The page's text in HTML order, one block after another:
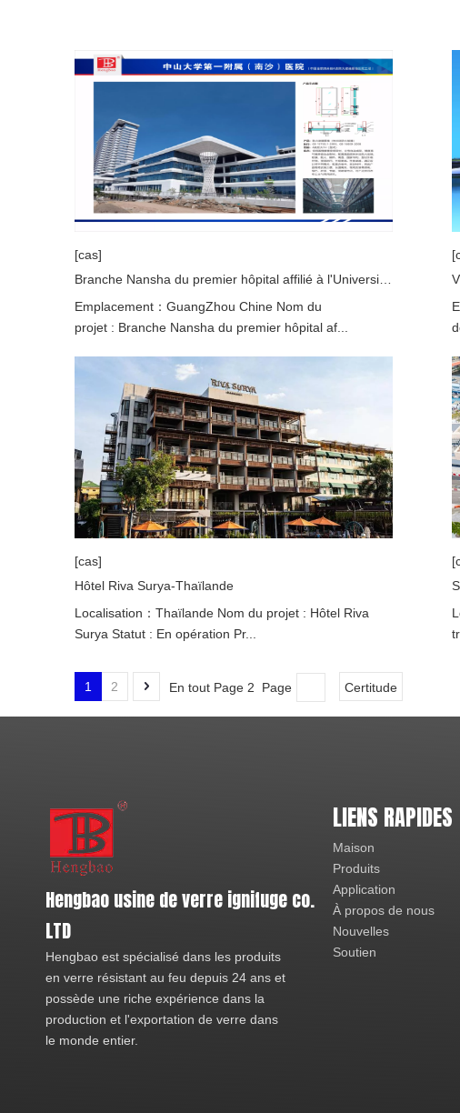
[cas]
Emplacement：GuangZhou Chine Nom du
projet : Branche Nansha du premier hôpital af...
[cas]
Hôtel Riva Surya-Thaïlande
Localisation：Thaïlande Nom du projet : Hôtel Riva
Surya Statut : En opération Pr...
1 2 En tout Page 2 Page Certitude
Hengbao usine de verre ignifuge co.
LTD
Hengbao est spécialisé dans les produits
en verre résistant au feu depuis 24 ans et
possède une riche expérience dans la
production et l'exportation de verre dans
le monde entier.
LIENS RAPIDES
Maison
Produits
Application
À propos de nous
Nouvelles
Soutien